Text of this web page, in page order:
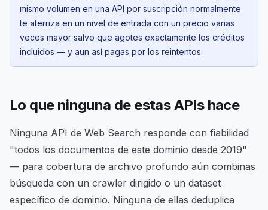
mismo volumen en una API por suscripción normalmente
te aterriza en un nivel de entrada con un precio varias
veces mayor salvo que agotes exactamente los créditos
incluidos — y aun así pagas por los reintentos.
Lo que ninguna de estas APIs hace
Ninguna API de Web Search responde con fiabilidad
"todos los documentos de este dominio desde 2019"
— para cobertura de archivo profundo aún combinas
búsqueda con un crawler dirigido o un dataset
específico de dominio. Ninguna de ellas deduplica